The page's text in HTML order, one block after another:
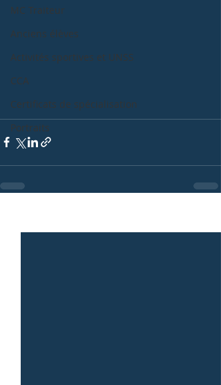
MC Traiteur
Anciens élèves
Activités sportives et UNSS
CCA
Certificats de spécialisation
Portraits